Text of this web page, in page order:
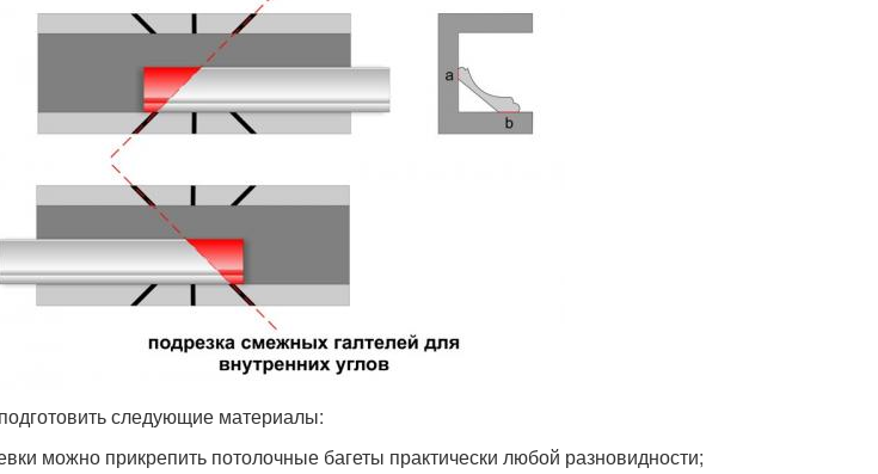
следующие материалы:
можно прикрепить потолочные багеты практически любой разновидности;